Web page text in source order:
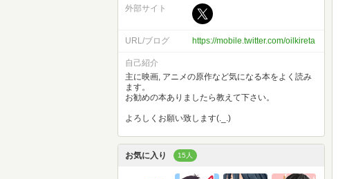
外部サイト
URL/ブログ https://mobile.twitter.com/oilkireta
自己紹介
主に映画, アニメの原作など気になる本をよく読み
ます。
お勧めの本ありましたら教えて下さい。
よろしくお願い致します(._.)
お気に入り 15人